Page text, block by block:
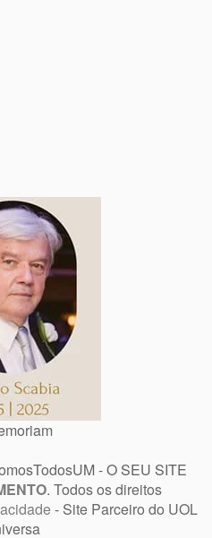
- O SEU SITE
. Todos os direitos
- Site Parceiro do UOL